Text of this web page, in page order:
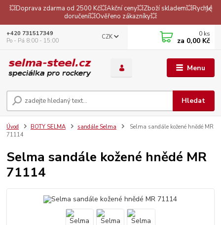
💥Doprava zdarma od 2500 Kč💥Akční ceny💥Zboží skladem💥Rychlé
doručení💥Ověřeno zákazníky💥
Menu
CZK
Hledat
+420 731517349
Po - Pá 8:00 - 15:00
0 ks
za 0,00 Kč
Úvod BOTY SELMA sandále Selma
Selma sandále kožené hnědé MR
71114
Selma sandále kožené hnědé MR
71114